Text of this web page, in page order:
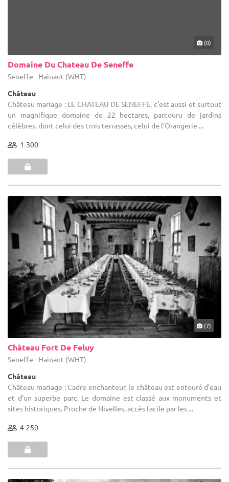
(0)
Domaine Du Chateau De Seneffe
Seneffe - Hainaut (WHT)
Château
Château mariage : LE CHATEAU DE SENEFFE, c’est aussi et surtout
un magnifique domaine de 22 hectares, parcouru de jardins
célèbres, dont celui des trois terrasses, celui de l’Orangerie ...
1-300
(7)
Château Fort De Feluy
Seneffe - Hainaut (WHT)
Château
Château mariage : Cadre enchanteur, le château est entouré d'eau
et d'un superbe parc. Le domaine est classé aux monuments et
sites historiques. Proche de Nivelles, accès facile par les ...
4-250